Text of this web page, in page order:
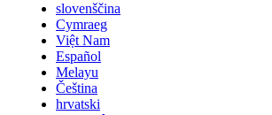
slovenščina
Cymraeg
Việt Nam
Español
Melayu
Čeština
hrvatski